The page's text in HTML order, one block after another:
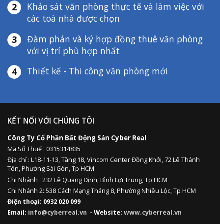
2
Khảo sát văn phòng thực tế và làm việc với
các toà nhà được chọn
3
Đàm phán và ký hợp đồng thuê văn phòng
với vị trí phù hợp nhất
4
Thiết kế - Thi công văn phòng mới
KẾT NỐI VỚI CHÚNG TÔI
Công Ty Cổ Phần Bất Động Sản Cyber Real
Mã Số Thuế : 0315314835
Địa chỉ : L18-11-13,Tầng 18, Vincom Center Đồng Khởi, 72 Lê Thánh
Tôn, Phường Sài Gòn, Tp HCM
Chi Nhánh : 232 Lê Quang Định,Bình Lợi Trung,Tp HCM
Chi Nhánh 2: 538 Cách Mạng Tháng 8, Phường Nhiêu Lộc, Tp HCM
Điện thoại: 0932 020 099
Email: info@cyberreal.vn - Website: www.cyberreal.vn